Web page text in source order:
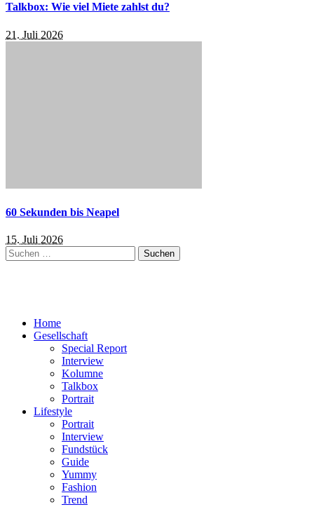
Talkbox: Wie viel Miete zahlst du?
21. Juli 2026
60 Sekunden bis Neapel
15. Juli 2026
Suchen
nach:
Home
Gesellschaft
Special Report
Interview
Kolumne
Talkbox
Portrait
Lifestyle
Portrait
Interview
Fundstück
Guide
Yummy
Fashion
Trend